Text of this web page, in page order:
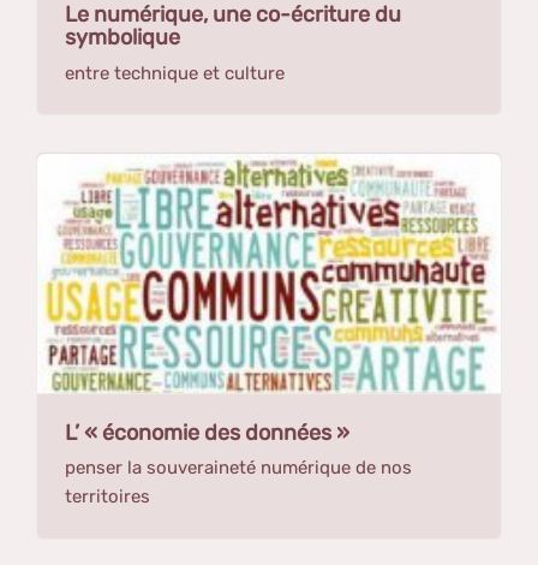
Le numérique, une co-écriture du
symbolique
entre technique et culture
L’ « économie des données »
penser la souveraineté numérique de nos
territoires